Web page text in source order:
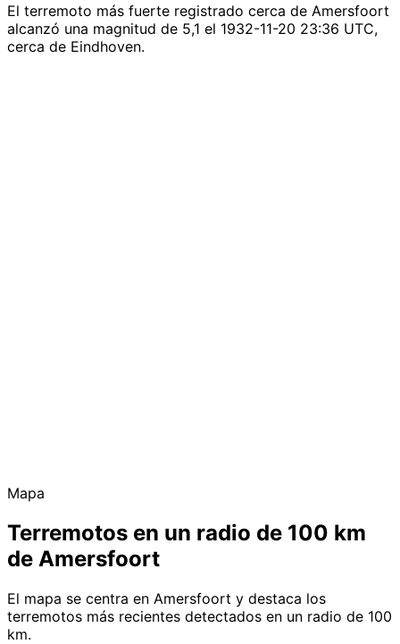
El terremoto más fuerte registrado cerca de Amersfoort
alcanzó una magnitud de 5,1 el 1932-11-20 23:36 UTC,
cerca de Eindhoven.
Mapa
Terremotos en un radio de 100 km
de Amersfoort
El mapa se centra en Amersfoort y destaca los
terremotos más recientes detectados en un radio de 100
km.